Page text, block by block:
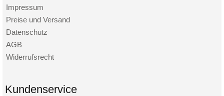
Impressum
Preise und Versand
Datenschutz
AGB
Widerrufsrecht
Kundenservice